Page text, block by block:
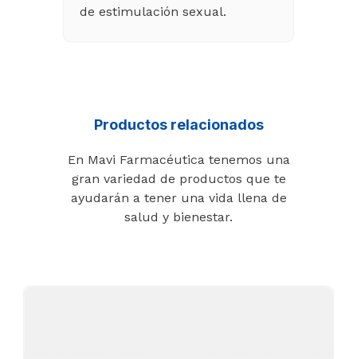
de estimulación sexual.
Productos relacionados
En Mavi Farmacéutica tenemos una
gran variedad de productos que te
ayudarán a tener una vida llena de
salud y bienestar.